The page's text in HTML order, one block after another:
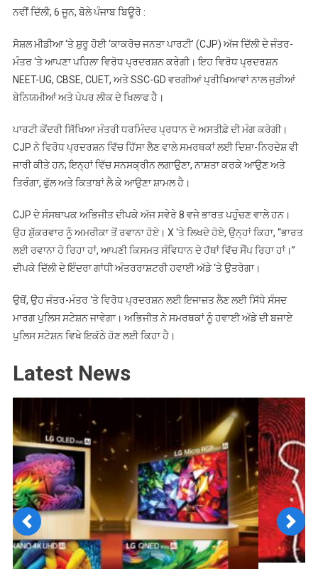
ਅੱਜ
ਪਹੁੰਚਣਗੇ
ਦਿੱਲੀ,
ਪਹਿਲਾ
ਨਵੀਂ ਦਿੱਲੀ, 6 ਜੂਨ, ਬੋਲੇ ਪੰਜਾਬ ਬਿਊਰੋ :
ਸੋਸ਼ਲ ਮੀਡੀਆ ‘ਤੇ ਸ਼ੁਰੂ ਹੋਈ ‘ਕਾਕਰੋਚ ਜਨਤਾ ਪਾਰਟੀ’ (CJP) ਅੱਜ ਦਿੱਲੀ ਦੇ ਜੰਤਰ-
ਮੰਤਰ ‘ਤੇ ਆਪਣਾ ਪਹਿਲਾ ਵਿਰੋਧ ਪ੍ਰਦਰਸ਼ਨ ਕਰੇਗੀ। ਇਹ ਵਿਰੋਧ ਪ੍ਰਦਰਸ਼ਨ
NEET-UG, CBSE, CUET, ਅਤੇ SSC-GD ਵਰਗੀਆਂ ਪ੍ਰੀਖਿਆਵਾਂ ਨਾਲ ਜੁੜੀਆਂ
ਬੇਨਿਯਮੀਆਂ ਅਤੇ ਪੇਪਰ ਲੀਕ ਦੇ ਖਿਲਾਫ ਹੈ।
ਪਾਰਟੀ ਕੇਂਦਰੀ ਸਿੱਖਿਆ ਮੰਤਰੀ ਧਰਮਿੰਦਰ ਪ੍ਰਧਾਨ ਦੇ ਅਸਤੀਫ਼ੇ ਦੀ ਮੰਗ ਕਰੇਗੀ।
CJP ਨੇ ਵਿਰੋਧ ਪ੍ਰਦਰਸ਼ਨ ਵਿੱਚ ਹਿੱਸਾ ਲੈਣ ਵਾਲੇ ਸਮਰਥਕਾਂ ਲਈ ਦਿਸ਼ਾ-ਨਿਰਦੇਸ਼ ਵੀ
ਜਾਰੀ ਕੀਤੇ ਹਨ; ਇਨ੍ਹਾਂ ਵਿੱਚ ਸਨਸਕ੍ਰੀਨ ਲਗਾਉਣਾ, ਨਾਸ਼ਤਾ ਕਰਕੇ ਆਉਣ ਅਤੇ
ਤਿਰੰਗਾ, ਫੁੱਲ ਅਤੇ ਕਿਤਾਬਾਂ ਲੈ ਕੇ ਆਉਣਾ ਸ਼ਾਮਲ ਹੈ।
CJP ਦੇ ਸੰਸਥਾਪਕ ਅਭਿਜੀਤ ਦੀਪਕੇ ਅੱਜ ਸਵੇਰੇ 8 ਵਜੇ ਭਾਰਤ ਪਹੁੰਚਣ ਵਾਲੇ ਹਨ।
ਉਹ ਸ਼ੁੱਕਰਵਾਰ ਨੂੰ ਅਮਰੀਕਾ ਤੋਂ ਰਵਾਨਾ ਹੋਏ। X ‘ਤੇ ਲਿਖਦੇ ਹੋਏ, ਉਨ੍ਹਾਂ ਕਿਹਾ, “ਭਾਰਤ
ਲਈ ਰਵਾਨਾ ਹੋ ਰਿਹਾ ਹਾਂ, ਆਪਣੀ ਕਿਸਮਤ ਸੰਵਿਧਾਨ ਦੇ ਹੱਥਾਂ ਵਿੱਚ ਸੌਂਪ ਰਿਹਾ ਹਾਂ।”
ਦੀਪਕੇ ਦਿੱਲੀ ਦੇ ਇੰਦਰਾ ਗਾਂਧੀ ਅੰਤਰਰਾਸ਼ਟਰੀ ਹਵਾਈ ਅੱਡੇ ‘ਤੇ ਉਤਰੇਗਾ।
ਉਥੋਂ, ਉਹ ਜੰਤਰ-ਮੰਤਰ ‘ਤੇ ਵਿਰੋਧ ਪ੍ਰਦਰਸ਼ਨ ਲਈ ਇਜਾਜ਼ਤ ਲੈਣ ਲਈ ਸਿੱਧੇ ਸੰਸਦ
ਮਾਰਗ ਪੁਲਿਸ ਸਟੇਸ਼ਨ ਜਾਵੇਗਾ। ਅਭਿਜੀਤ ਨੇ ਸਮਰਥਕਾਂ ਨੂੰ ਹਵਾਈ ਅੱਡੇ ਦੀ ਬਜਾਏ
ਪੁਲਿਸ ਸਟੇਸ਼ਨ ਵਿਖੇ ਇਕੱਠੇ ਹੋਣ ਲਈ ਕਿਹਾ ਹੈ।
Latest News
Previous Next